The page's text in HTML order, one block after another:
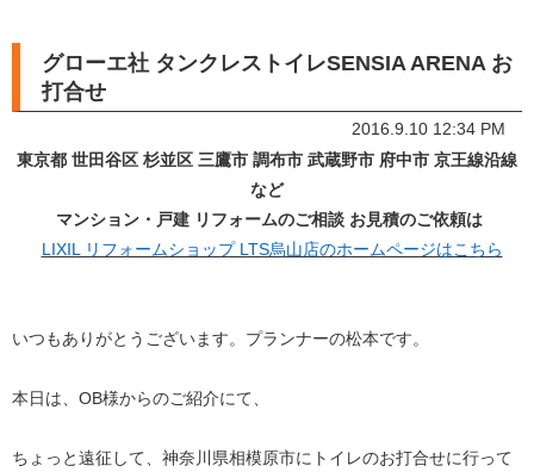
グローエ社 タンクレストイレSENSIA ARENA お
打合せ
2016.9.10 12:34 PM
東京都 世田谷区 杉並区 三鷹市 調布市 武蔵野市 府中市 京王線沿線
など
マンション・戸建 リフォームのご相談 お見積のご依頼は
LIXIL リフォームショップ LTS烏山店のホームページはこちら
いつもありがとうございます。プランナーの松本です。
本日は、OB様からのご紹介にて、
ちょっと遠征して、神奈川県相模原市にトイレのお打合せに行って